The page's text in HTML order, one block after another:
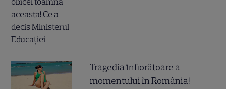
Tragedia înfiorătoare a
momentului în România!